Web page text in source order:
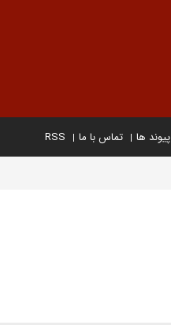
پیوند ها تماس با ما RSS